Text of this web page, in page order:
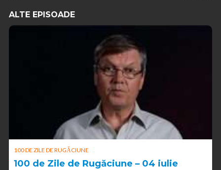
ALTE EPISOADE
100 DE ZILE DE RUGĂCIUNE
100 de Zile de Rugăciune – 04 iulie